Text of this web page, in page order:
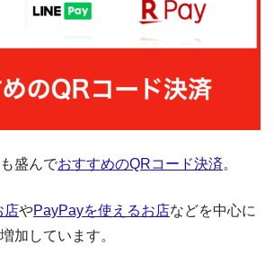
盛んでおすすめのQRコード決済。
店やPayPayを使えるお店などを中心に
加しています。